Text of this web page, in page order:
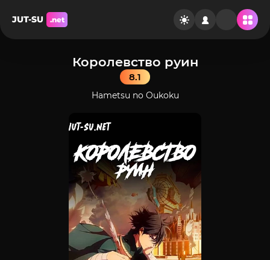
JUT-SU .net
Королевство руин
8.1
Hametsu no Oukoku